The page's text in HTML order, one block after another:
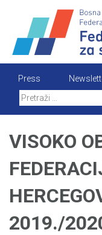
content
Press
VISOKO
2019./